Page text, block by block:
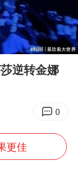
四川宜宾市高县4.9级地震致1人死亡
超颖电子拟投资20.86亿建设新项目
能滑雪”不实
很窝囊
增长态势
滨冠军赛8强
02:53
逆转金娜
0
更佳